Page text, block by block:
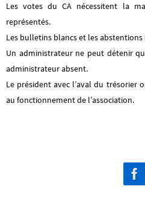
Les votes du CA nécessitent la
représentés.
Les bulletins blancs et les
Un administrateur ne peut détenir
administrateur absent.
Le président avec l’aval du trésorier
au fonctionnement de l’association.